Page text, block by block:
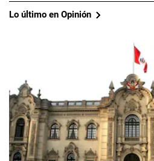
Lo último en Opinión